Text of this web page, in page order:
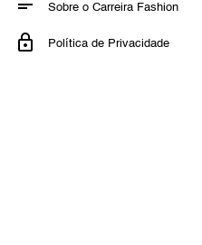
Sobre o Carreira Fashion
Política de Privacidade